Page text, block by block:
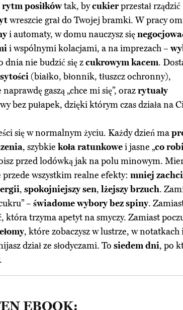
rytm posiłkówtak, bycukierprzestał rządzić
wreszcie grał do Twojej bramki. W pracy
i automaty, w domu nauczysz się
i wspólnymi kolacjami, a na imprezach –
dnia nie budzić się zcukrowym kacem.
(białko, błonnik, tłuszcz ochronny),
gaszą „chce mi się”, orazrytuały
bez pułapek, dzięki którym czas działa na
się w normalnym życiu. Każdy dzień ma
, szybkiekoła ratunkowei jasne „co
przed lodówką jak na polu minowym.
wszystkim realne efekty: mniej
, spokojniejszy sen,lżejszy brzuch.
– świadome wybory bez spiny.
, która trzyma apetyt na smyczy. Zamiast
, które zobaczysz w lustrze, w
dział ze słodyczami. To siedem dni, po
EBOOK: